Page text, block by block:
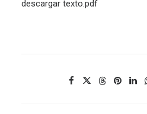
descargar texto.pdf